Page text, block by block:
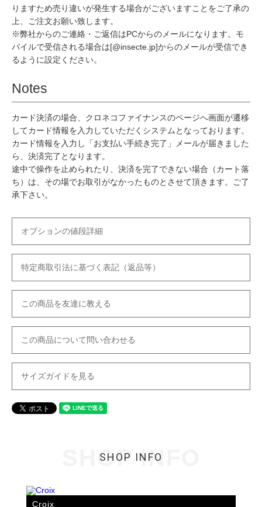
りますため売り違いが発生する場合がございますことをご了承の
上、ご注文お願い致します。
※弊社からのご連絡・ご返信はPCからのメールになります。モ
バイルで受信される場合は[@insecte.jp]からのメールが受信でき
るように設定ください。
Notes
カード決済の場合、クロネコファイナンスのページへ画面が遷移
してカード情報を入力していただくシステムとなっております。
カード情報を入力し「お支払い手続き完了」メールが届きました
ら、決済完了となります。
途中で操作を止められたり、決済を完了できない場合（カート落
ち）は、その場でお取引がなかったものとさせて頂きます。ご了
承下さい。
オプションの値段詳細
特定商取引法に基づく表記（返品等）
この商品を友達に教える
この商品について問い合わせる
サイズガイドを見る
SHOP INFO
SHOP INFO
Croix